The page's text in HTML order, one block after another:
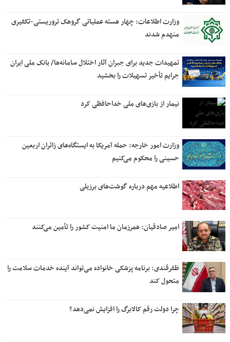
وزارت اطلاعات: چهار هسته‌ عملیاتی گروهک‌ تروریستی-تکفیری
منهدم شدند
تمهیدات جدید برای جبران آثار اختلال سامانه‌ها/ بانک ملی ایران
جرایم تأخیر تسهیلات را بخشید
نیمار از بازی‌های ملی خداحافظی کرد
وزارت امور خارجه: حمله آمریکا به ایستگاه‌های زائران اربعین
حسینی را محکوم می‌کنیم
اطلاعیه مهم درباره گوشت‌های برزیلی
امیر صادقیان: همرزمان ما امنیت کشور را تأمین می‌کنند
ظفرقندی: برنامه پزشکی خانواده می‌تواند آینده خدمات سلامت را
متحول کند
چرا دولت رقم کالابرگ را افزایش نمی‌دهد؟